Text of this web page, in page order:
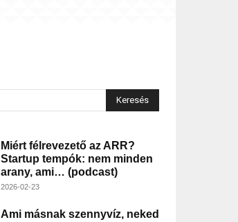
Keresés
Miért félrevezető az ARR?
Startup tempók: nem minden
arany, ami… (podcast)
2026-02-23
Ami másnak szennyvíz, neked